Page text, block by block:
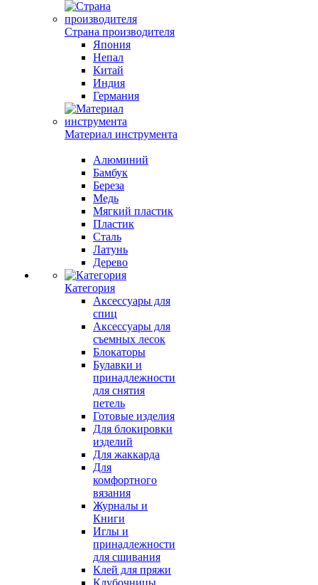
Страна производителя
Япония
Непал
Китай
Индия
Германия
Материал инструмента
Алюминий
Бамбук
Береза
Медь
Мягкий пластик
Пластик
Сталь
Латунь
Дерево
Категория
Аксессуары для
спиц
Аксессуары для
съемных лесок
Блокаторы
Булавки и
принадлежности
для снятия
петель
Готовые изделия
Для блокировки
изделий
Для жаккарда
Для
комфортного
вязания
Журналы и
Книги
Иглы и
принадлежности
для сшивания
Клей для пряжи
Клубочницы